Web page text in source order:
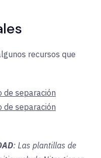
recursos que
de separación
de separación
: Las plantillas de